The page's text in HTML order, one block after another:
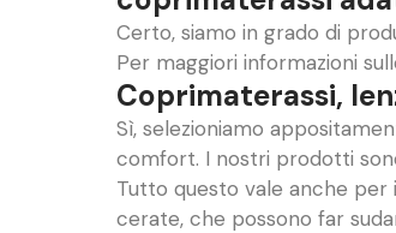
Certo, siamo in grado di
Per maggiori informazioni
Coprimaterassi,
Sì, selezioniamo
comfort. I nostri prodotti
Tutto questo vale anche
cerate, che possono far